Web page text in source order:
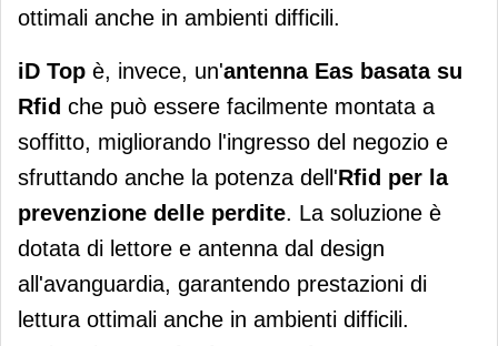
ottimali anche in ambienti difficili.
iD Top è, invece, un'antenna Eas basata su
Rfid che può essere facilmente montata a
soffitto, migliorando l'ingresso del negozio e
sfruttando anche la potenza dell'Rfid per la
prevenzione delle perdite. La soluzione è
dotata di lettore e antenna dal design
all'avanguardia, garantendo prestazioni di
lettura ottimali anche in ambienti difficili.